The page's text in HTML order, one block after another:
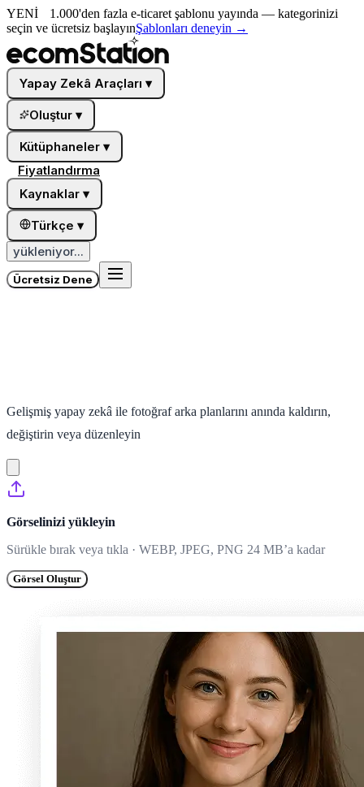
YENİ
1.000'den fazla e-ticaret şablonu yayında — kategorinizi
seçin ve ücretsiz başlayınŞablonları deneyin →
Yapay Zekâ Araçları ▾
Oluştur ▾
Kütüphaneler ▾
Fiyatlandırma
Kaynaklar ▾
Türkçe ▾
yükleniyor...
Ücretsiz Dene
Gelişmiş yapay zekâ ile fotoğraf arka planlarını anında kaldırın,
değiştirin veya düzenleyin
Görselinizi yükleyin
Sürükle bırak veya tıkla · WEBP, JPEG, PNG 24 MB’a kadar
Görsel Oluştur